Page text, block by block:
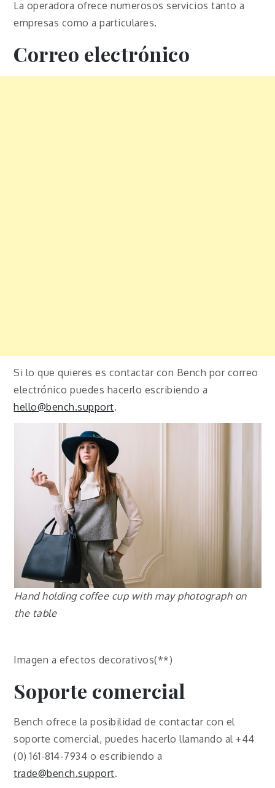
La operadora ofrece numerosos servicios tanto a
empresas como a particulares.
Correo electrónico
Si lo que quieres es contactar con Bench por correo
electrónico puedes hacerlo escribiendo a
hello@bench.support.
Hand holding coffee cup with may photograph on
the table
Imagen a efectos decorativos(**)
Soporte comercial
Bench ofrece la posibilidad de contactar con el
soporte comercial, puedes hacerlo llamando al +44
(0) 161-814-7934 o escribiendo a
trade@bench.support.